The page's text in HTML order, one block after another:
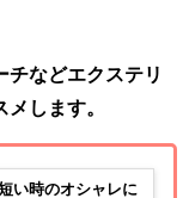
チなどエクステリ
します。
い時のオシャレに